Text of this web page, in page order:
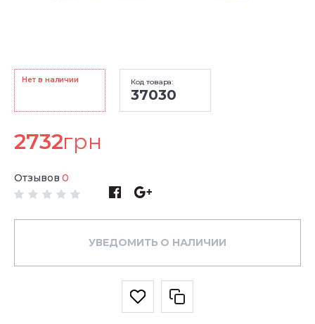
Нет в наличии Код товара:
37030
2732грн
Отзывов 0
УВЕДОМИТЬ О НАЛИЧИИ